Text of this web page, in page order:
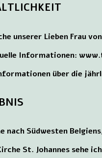
unserer Lieben Frau
Informationen:
über die
nach Südwesten
St. Johannes sehe